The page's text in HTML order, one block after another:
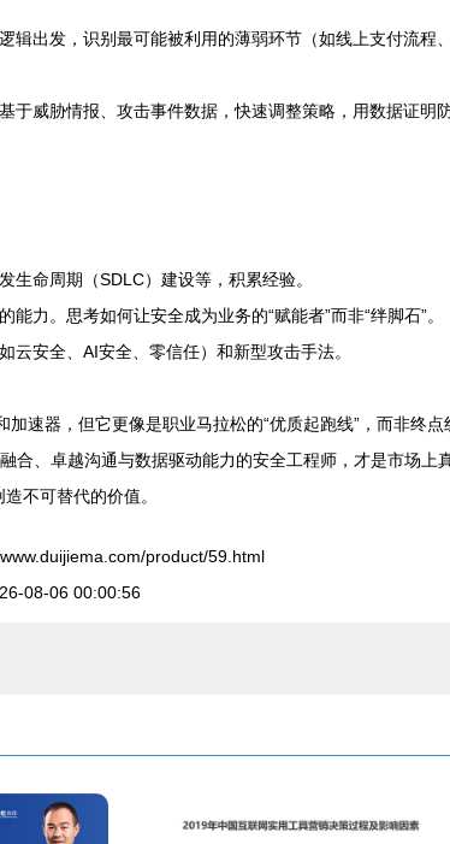
出发，识别最可能被利用的薄弱环节（如线上支付流程
威胁情报、攻击事件数据，快速调整策略，用数据证明
命周期（SDLC）建设等，积累经验。
力。思考如何让安全成为业务的“赋能者”而非“绊脚石”。
云安全、AI安全、零信任）和新型攻击手法。
速器，但它更像是职业马拉松的“优质起跑线”，而非终点
、卓越沟通与数据驱动能力的安全工程师，才是市场上
不可替代的价值。
product/59.html
08-06 00:00:56